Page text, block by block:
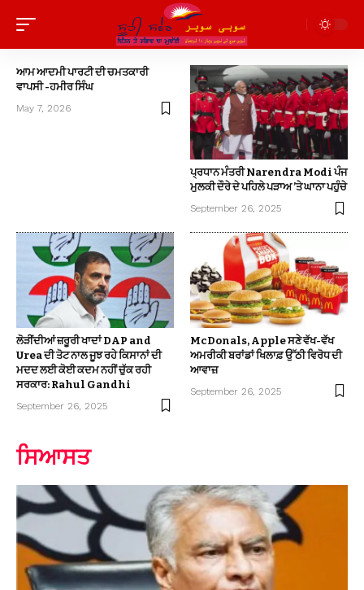
ਆਮ ਆਦਮੀ ਪਾਰਟੀ ਦੀ ਚਮਤਕਾਰੀ
ਵਾਪਸੀ -ਹਮੀਰ ਸਿੰਘ
May 7, 2026
ਪ੍ਰਧਾਨ ਮੰਤਰੀ Narendra Modi ਪੰਜ
ਮੁਲਕੀ ਦੌਰੇ ਦੇ ਪਹਿਲੇ ਪੜਾਅ ’ਤੇ ਘਾਨਾ ਪਹੁੰਚੇ
September 26, 2025
ਲੋੜੀਂਦੀਆਂ ਜ਼ਰੂਰੀ ਖਾਦਾਂ DAP and
Urea ਦੀ ਤੋਟ ਨਾਲ ਜੂਝ ਰਹੇ ਕਿਸਾਨਾਂ ਦੀ
ਮਦਦ ਲਈ ਕੋਈ ਕਦਮ ਨਹੀਂ ਚੁੱਕ ਰਹੀ
ਸਰਕਾਰ: Rahul Gandhi
September 26, 2025
McDonals, Apple ਸਣੇ ਵੱਖ-ਵੱਖ
ਅਮਰੀਕੀ ਬਰਾਂਡਾਂ ਖਿਲਾਫ਼ ਉੱਠੀ ਵਿਰੋਧ ਦੀ
ਆਵਾਜ਼
September 26, 2025
ਸਿਆਸਤ